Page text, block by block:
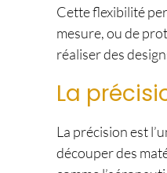
Cette flexibilité
mesure, ou de
réaliser des
La
La précision est
découper des